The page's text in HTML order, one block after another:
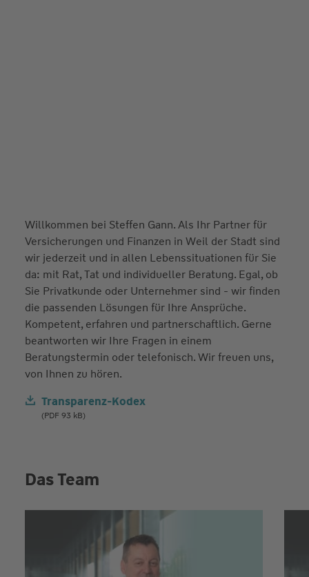
Willkommen bei Steffen Gann. Als Ihr Partner für
Versicherungen und Finanzen in Weil der Stadt sind
wir jederzeit und in allen Lebenssituationen für Sie
da: mit Rat, Tat und individueller Beratung. Egal, ob
Sie Privatkunde oder Unternehmer sind - wir finden
die passenden Lösungen für Ihre Ansprüche.
Kompetent, erfahren und partnerschaftlich. Gerne
beantworten wir Ihre Fragen in einem
Beratungstermin oder telefonisch. Wir freuen uns,
von Ihnen zu hören.
Transparenz-Kodex
(PDF 93 kB)
Das Team